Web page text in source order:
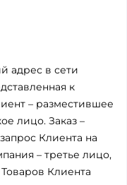
адрес в сети
к
– разместившее
лицо. Заказ –
Клиента на
– третье лицо,
Клиента